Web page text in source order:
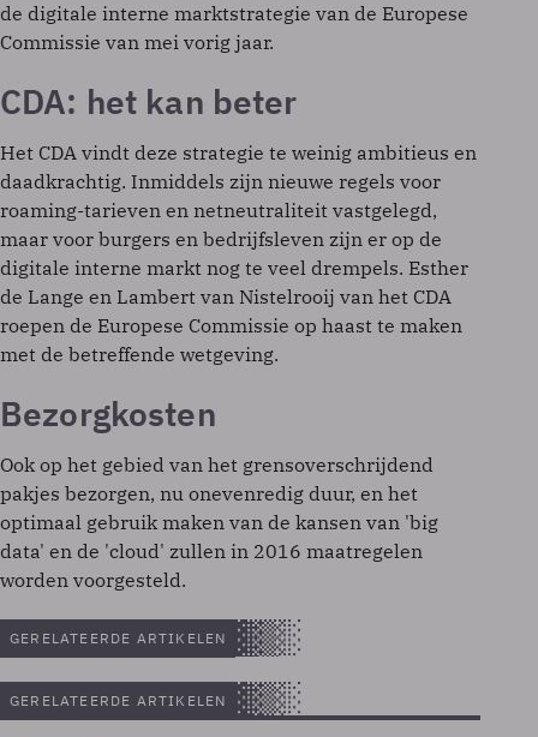
de digitale interne marktstrategie van de Europese
Commissie van mei vorig jaar.
CDA: het kan beter
Het CDA vindt deze strategie te weinig ambitieus en
daadkrachtig. Inmiddels zijn nieuwe regels voor
roaming-tarieven en netneutraliteit vastgelegd,
maar voor burgers en bedrijfsleven zijn er op de
digitale interne markt nog te veel drempels. Esther
de Lange en Lambert van Nistelrooij van het CDA
roepen de Europese Commissie op haast te maken
met de betreffende wetgeving.
Bezorgkosten
Ook op het gebied van het grensoverschrijdend
pakjes bezorgen, nu onevenredig duur, en het
optimaal gebruik maken van de kansen van 'big
data' en de 'cloud' zullen in 2016 maatregelen
worden voorgesteld.
GERELATEERDE ARTIKELEN
GERELATEERDE ARTIKELEN